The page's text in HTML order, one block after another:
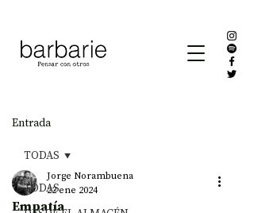
Entrada
TODAS
TODAS
Empatía
Jorge Norambuena
22 ene 2024